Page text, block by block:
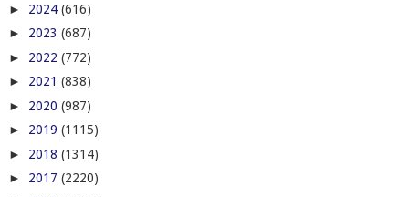
► 2024 (616)
► 2023 (687)
► 2022 (772)
► 2021 (838)
► 2020 (987)
► 2019 (1115)
► 2018 (1314)
► 2017 (2220)